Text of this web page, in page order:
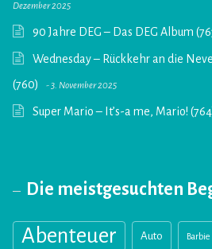
Dezember 2025
90 Jahre DEG – Das DEG Album
Wednesday – Rückkehr an die
(760)
3. November 2025
Super Mario – It’s-a me, Mario!
Die meistgesuchten
Abenteuer Auto Barbie